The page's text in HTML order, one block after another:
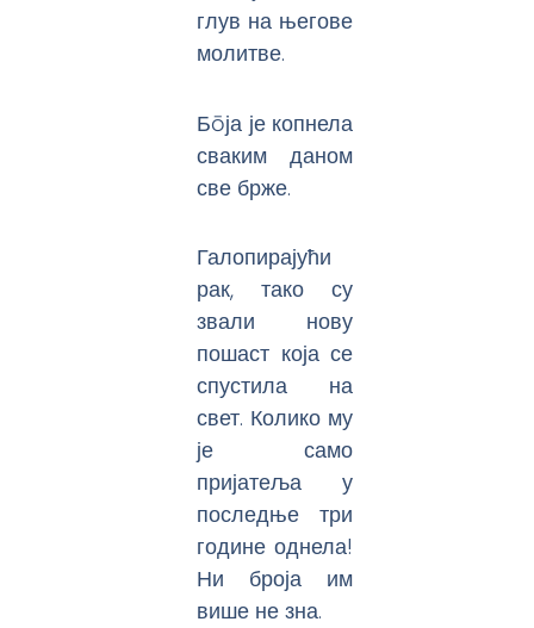
глув на његове
молитве.
Бōја је копнела
сваким даном
све брже.
Галопирајући
рак, тако су
звали нову
пошаст која се
спустила на
свет. Колико му
је само
пријатеља у
последње три
године однела!
Ни броја им
више не зна.